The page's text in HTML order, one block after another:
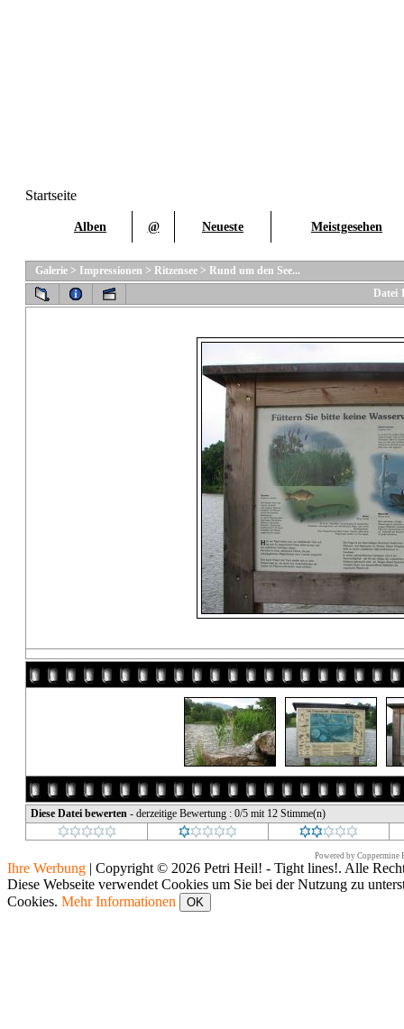
Startseite
Alben @ Neueste Meistgesehen
Galerie > Impressionen > Ritzensee > Rund um den See...
Datei
Diese Datei bewerten - derzeitige Bewertung : 0/5 mit 12 Stimme(n)
Powered by Coppermine
Ihre Werbung | Copyright © 2026 Petri Heil! - Tight lines!. Alle
Diese Webseite verwendet Cookies um Sie bei der Nutzung zu
Cookies. Mehr Informationen OK